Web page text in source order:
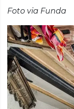
Foto via Funda